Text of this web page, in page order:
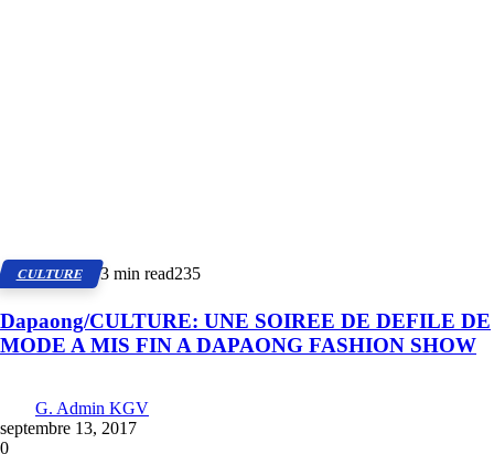
CULTURE 3 min read235
Dapaong/CULTURE: UNE SOIREE DE DEFILE DE
MODE A MIS FIN A DAPAONG FASHION SHOW
G. Admin KGV
septembre 13, 2017
0